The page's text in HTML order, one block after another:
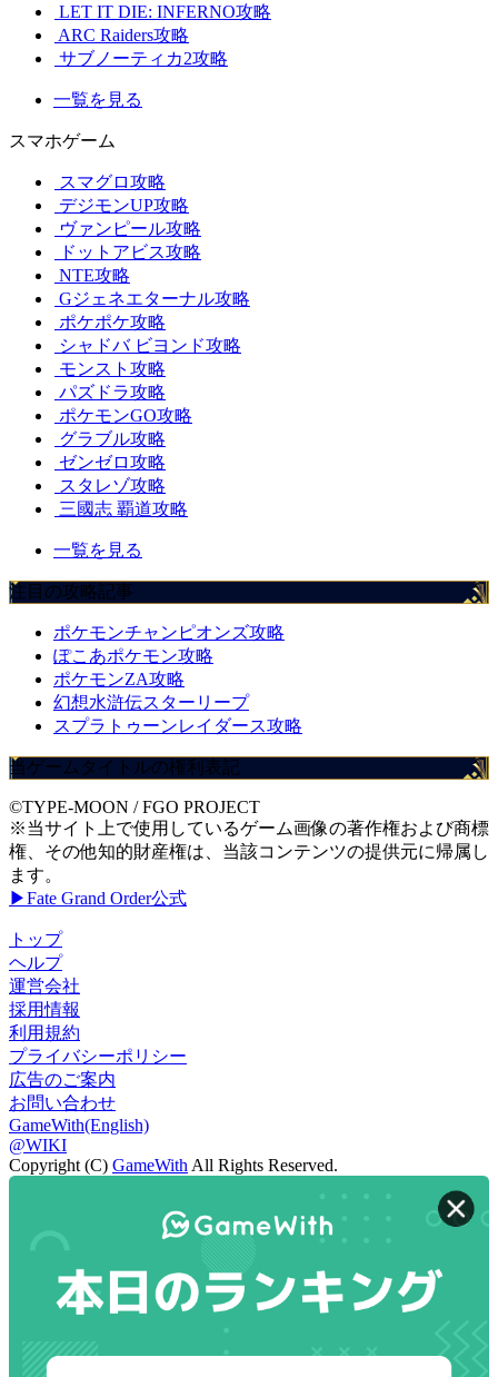
LET IT DIE: INFERNO攻略
ARC Raiders攻略
サブノーティカ2攻略
一覧を見る
スマホゲーム
スマグロ攻略
デジモンUP攻略
ヴァンピール攻略
ドットアビス攻略
NTE攻略
Gジェネエターナル攻略
ポケポケ攻略
シャドバ ビヨンド攻略
モンスト攻略
パズドラ攻略
ポケモンGO攻略
グラブル攻略
ゼンゼロ攻略
スタレゾ攻略
三國志 覇道攻略
一覧を見る
注目の攻略記事
ポケモンチャンピオンズ攻略
ぽこあポケモン攻略
ポケモンZA攻略
幻想水滸伝スターリープ
スプラトゥーンレイダース攻略
当ゲームタイトルの権利表記
©TYPE-MOON / FGO PROJECT
※当サイト上で使用しているゲーム画像の著作権および商標
権、その他知的財産権は、当該コンテンツの提供元に帰属し
ます。
▶Fate Grand Order公式
トップ
ヘルプ
運営会社
採用情報
利用規約
プライバシーポリシー
広告のご案内
お問い合わせ
GameWith(English)
@WIKI
Copyright (C) GameWith All Rights Reserved.